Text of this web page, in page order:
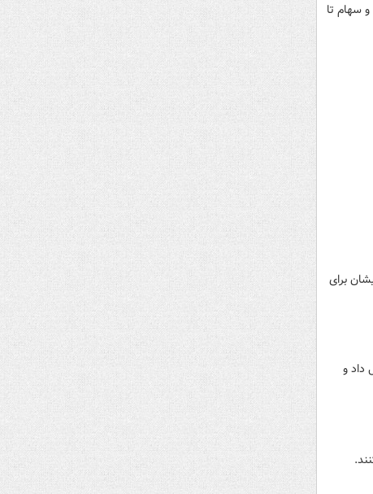
بیش از ۳۰ نوع دارایی از طلا و سهام تا
برای
داد و